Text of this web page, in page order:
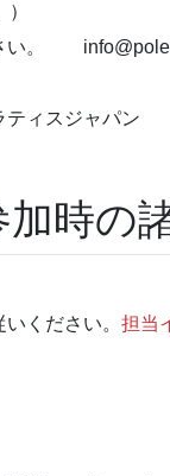
い。
ィスジャパン
時の
ください。 担当